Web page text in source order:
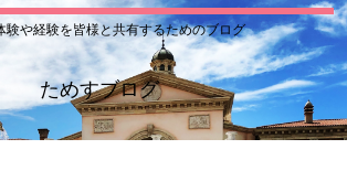
験や経験を皆様と共有するためのブログ
ためすブログ